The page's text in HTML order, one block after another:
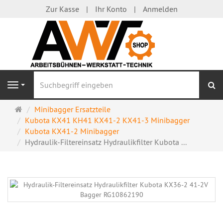
Zur Kasse Ihr Konto Anmelden
Navigation
Startseite
Minibagger Ersatzteile
Kubota KX41 KH41 KX41-2 KX41-3 Minibagger
Kubota KX41-2 Minibagger
Hydraulik-Filtereinsatz Hydraulikfilter Kubota ...